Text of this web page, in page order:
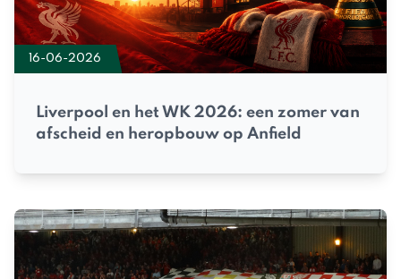
16-06-2026
Liverpool en het WK 2026: een zomer van
afscheid en heropbouw op Anfield